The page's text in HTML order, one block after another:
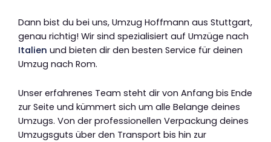
Dann bist du bei uns, Umzug Hoffmann aus Stuttgart,
genau richtig! Wir sind spezialisiert auf Umzüge nach
Italien und bieten dir den besten Service für deinen
Umzug nach Rom.
Unser erfahrenes Team steht dir von Anfang bis Ende
zur Seite und kümmert sich um alle Belange deines
Umzugs. Von der professionellen Verpackung deines
Umzugsguts über den Transport bis hin zur